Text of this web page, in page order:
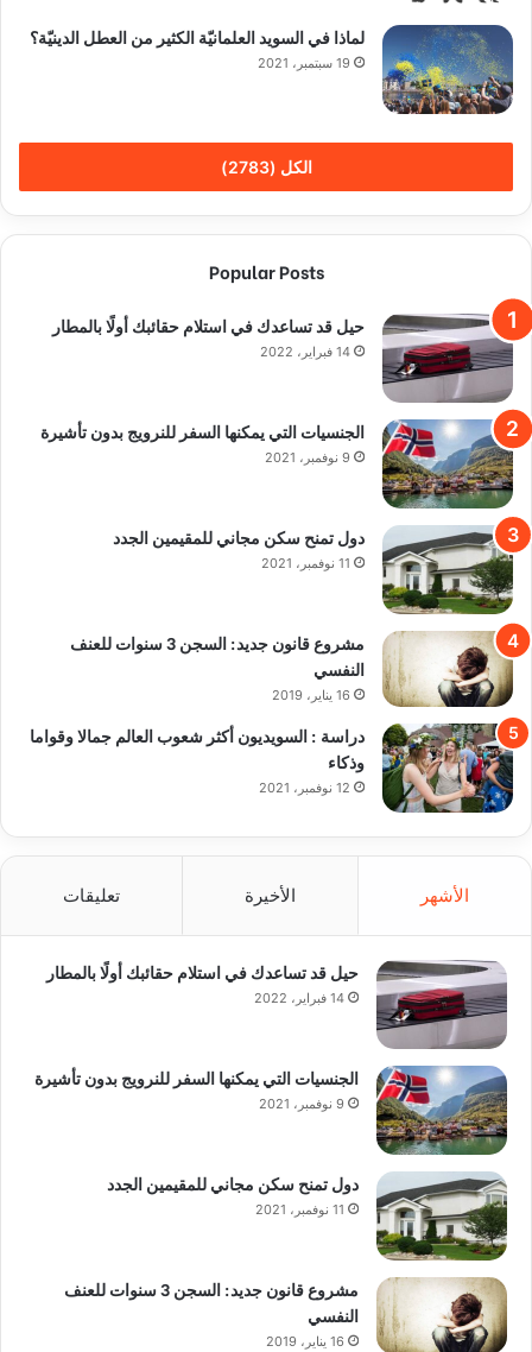
لماذا في السويد العلمانيّة الكثير من العطل الدينيّة؟
19 سبتمبر، 2021
الكل (2783)
Popular Posts
حيل قد تساعدك في استلام حقائبك أولًا بالمطار
14 فبراير، 2022
الجنسيات التي يمكنها السفر للنرويج بدون تأشيرة
9 نوفمبر، 2021
دول تمنح سكن مجاني للمقيمين الجدد
11 نوفمبر، 2021
مشروع قانون جديد: السجن 3 سنوات للعنف
النفسي
16 يناير، 2019
دراسة : السويديون أكثر شعوب العالم جمالا وقواما
وذكاء
12 نوفمبر، 2021
الأشهر الأخيرة تعليقات
حيل قد تساعدك في استلام حقائبك أولًا بالمطار
14 فبراير، 2022
الجنسيات التي يمكنها السفر للنرويج بدون تأشيرة
9 نوفمبر، 2021
دول تمنح سكن مجاني للمقيمين الجدد
11 نوفمبر، 2021
مشروع قانون جديد: السجن 3 سنوات للعنف
النفسي
16 يناير، 2019